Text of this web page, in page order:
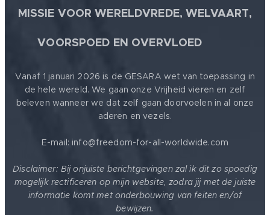
MISSIE VOOR WERELDVREDE, WELVAART,
VOORSPOED EN OVERVLOED
Vanaf 1 januari 2026 is de GESARA wet van toepassing in
de hele wereld. We gaan onze Vrijheid vieren en zelf
beleven wanneer we dat zelf gaan doorvoelen in al onze
aderen en vezels.
E-mail: info@freedom-for-all-worldwide.com
Disclaimer: Bij onjuiste berichtgevingen zal ik dit zo spoedig
mogelijk rectificeren op mijn website, zodra jij met de juiste
informatie komt met onderbouwing van feiten en/of
bewijzen.